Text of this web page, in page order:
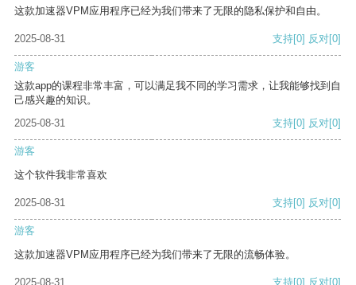
这款加速器VPM应用程序已经为我们带来了无限的隐私保护和自由。
2025-08-31 支持[0] 反对[0]
游客
这款app的课程非常丰富，可以满足我不同的学习需求，让我能够找到自
己感兴趣的知识。
2025-08-31
支持[0] 反对[0]
游客
这个软件我非常喜欢
2025-08-31 支持[0] 反对[0]
游客
这款加速器VPM应用程序已经为我们带来了无限的流畅体验。
2025-08-31 支持[0] 反对[0]